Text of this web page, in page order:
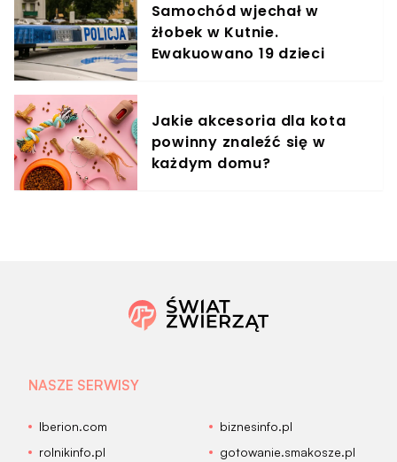
Samochód wjechał w
żłobek w Kutnie.
Ewakuowano 19 dzieci
Jakie akcesoria dla kota
powinny znaleźć się w
każdym domu?
NASZE SERWISY
Iberion.com
biznesinfo.pl
rolnikinfo.pl
gotowanie.smakosze.pl